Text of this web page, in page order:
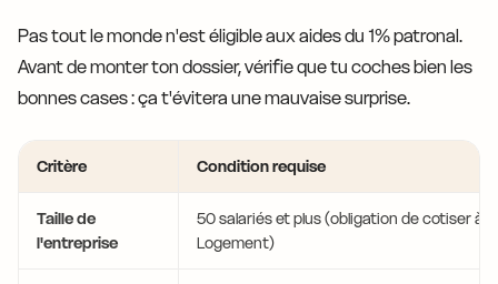
Pas tout le monde n'est éligible aux aides du 1% patronal.
Avant de monter ton dossier, vérifie que tu coches bien les
bonnes cases : ça t'évitera une mauvaise surprise.
Critère Condition requise
Taille de
l'entreprise
50 salariés et plus (obligation de cotiser à
Logement)